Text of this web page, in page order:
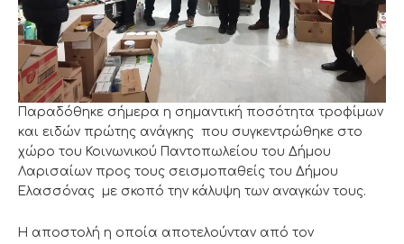
Παραδόθηκε σήμερα η σημαντική ποσότητα τροφίμων
και ειδών πρώτης ανάγκης που συγκεντρώθηκε στο
χώρο του Κοινωνικού Παντοπωλείου του Δήμου
Λαρισαίων προς τους σεισμοπαθείς του Δήμου
Ελασσόνας με σκοπό την κάλυψη των αναγκών τους.
Η αποστολή η οποία αποτελούνταν από τον